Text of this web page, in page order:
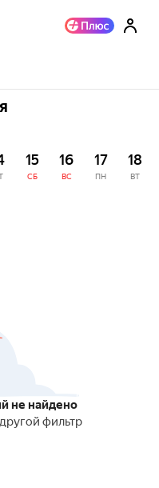
15
СБ
16
ВС
17
ПН
18
ВТ
не найдено
фильтр